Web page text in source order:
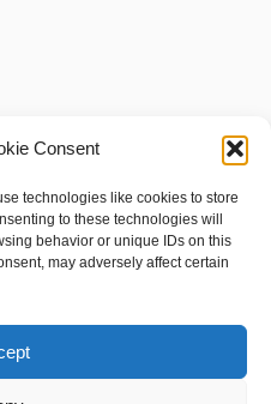
Consent
technologies like cookies to store
to these technologies will
behavior or unique IDs on this
may adversely affect certain